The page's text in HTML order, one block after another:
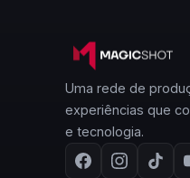
Uma rede de
experiências que
e tecnologia.